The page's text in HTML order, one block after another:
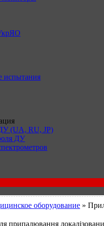
испытания
(UA, RU, JP)
ДУ
оборудование »
припалювання